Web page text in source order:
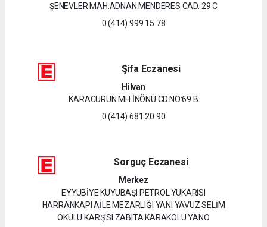
ŞENEVLER MAH.ADNAN MENDERES CAD. 29 C
0 (414) 999 15 78
Şifa Eczanesi
Hilvan
KARACURUN MH.İNÖNÜ CD.NO:69 B
0 (414) 681 20 90
Sorguç Eczanesi
Merkez
EYYÜBİYE KUYUBAŞI PETROL YUKARISI
HARRANKAPI AİLE MEZARLIĞI YANI YAVUZ SELİM
OKULU KARŞISI ZABITA KARAKOLU YANO